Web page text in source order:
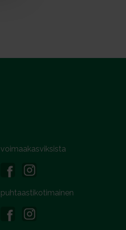
voimaakasviksista
puhtaastikotimainen